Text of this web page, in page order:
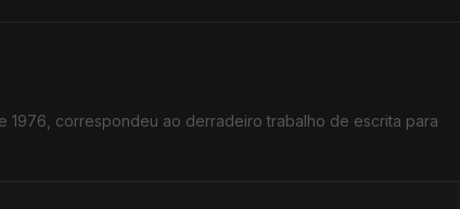
1976, correspondeu ao derradeiro trabalho de escrita para